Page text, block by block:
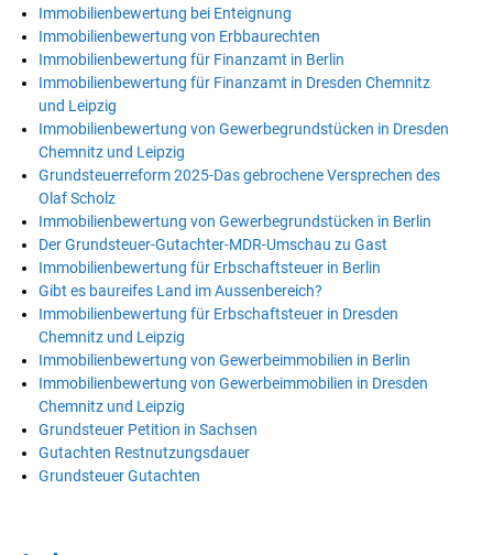
Immobilienbewertung bei Enteignung
Immobilienbewertung von Erbbaurechten
Immobilienbewertung für Finanzamt in Berlin
Immobilienbewertung für Finanzamt in Dresden Chemnitz
und Leipzig
Immobilienbewertung von Gewerbegrundstücken in Dresden
Chemnitz und Leipzig
Grundsteuerreform 2025-Das gebrochene Versprechen des
Olaf Scholz
Immobilienbewertung von Gewerbegrundstücken in Berlin
Der Grundsteuer-Gutachter-MDR-Umschau zu Gast
Immobilienbewertung für Erbschaftsteuer in Berlin
Gibt es baureifes Land im Aussenbereich?
Immobilienbewertung für Erbschaftsteuer in Dresden
Chemnitz und Leipzig
Immobilienbewertung von Gewerbeimmobilien in Berlin
Immobilienbewertung von Gewerbeimmobilien in Dresden
Chemnitz und Leipzig
Grundsteuer Petition in Sachsen
Gutachten Restnutzungsdauer
Grundsteuer Gutachten